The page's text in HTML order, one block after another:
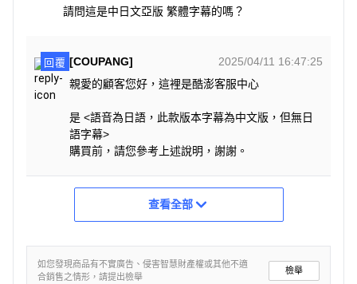
請問這是中日文亞版 繁體字幕的嗎？
回覆 [COUPANG]
2025/04/11 16:47:25
親愛的顧客您好，這裡是酷澎客服中心
是 <語音為日語，此款版本字幕為中文版，但無日
語字幕>
購買前，請您參考上述說明，謝謝。
查看全部
如您發現商品有不實廣告、侵害智慧財產權或其他不適
合銷售之情形，請提出檢舉
檢舉